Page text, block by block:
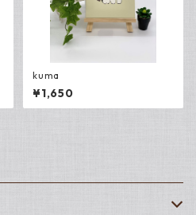
kuma
¥1,650